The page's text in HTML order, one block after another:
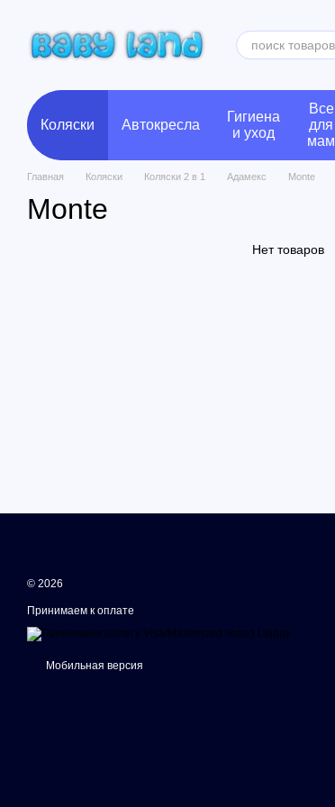
Коляски Автокресла
Гигиена
и уход
Все
для
мам
Главная Коляски Коляски 2 в 1 Адамекс Monte
Monte
Нет товаров
© 2026
Принимаем к оплате
Мобильная версия